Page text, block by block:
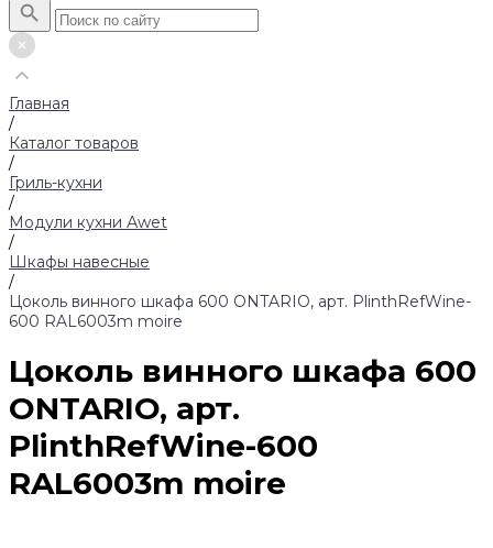
Главная
/
Каталог товаров
/
Гриль-кухни
/
Модули кухни Аwet
/
Шкафы навесные
/
Цоколь винного шкафа 600 ONTARIO, арт. PlinthRefWine-
600 RAL6003m moire
Цоколь винного шкафа 600
ONTARIO, арт.
PlinthRefWine-600
RAL6003m moire